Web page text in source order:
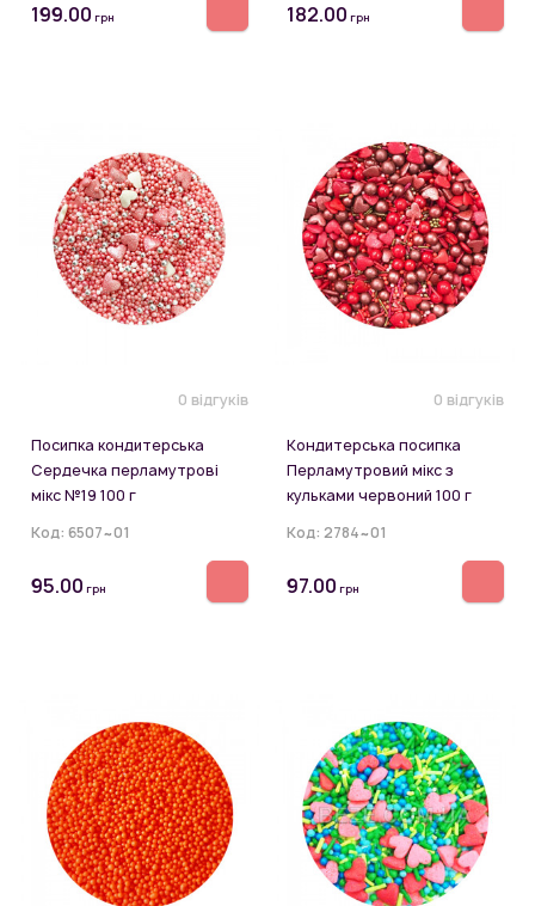
199.00 грн 182.00 грн
0 відгуків
Посипка кондитерська
Сердечка перламутрові
мікс №19 100 г
Код: 6507~01
95.00 грн
0 відгуків
Кондитерська посипка
Перламутровий мікс з
кульками червоний 100 г
Код: 2784~01
97.00 грн